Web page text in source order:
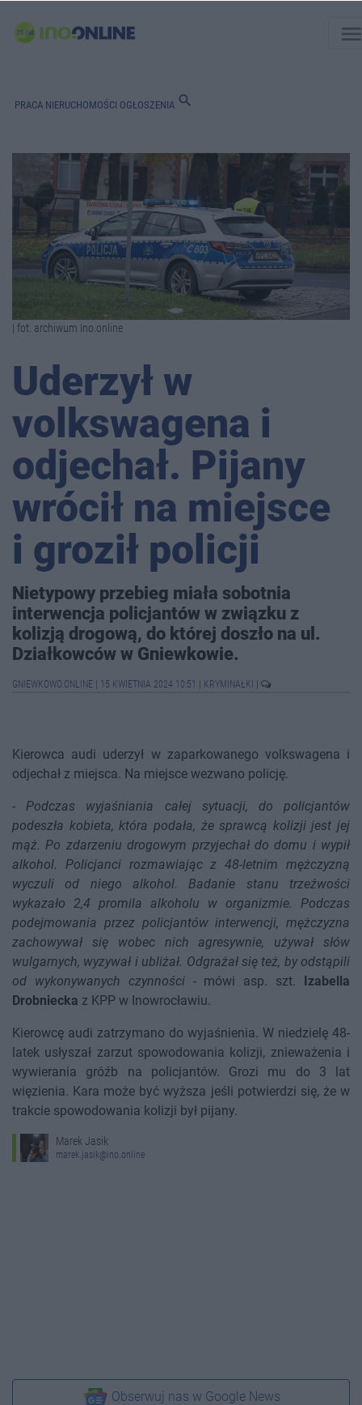
PRACA NIERUCHOMOŚCI OGŁOSZENIA search
| fot. archiwum Ino.online
Uderzył w
volkswagena i
odjechał. Pijany
wrócił na miejsce
i groził policji
Nietypowy przebieg miała sobotnia
interwencja policjantów w związku z
kolizją drogową, do której doszło na ul.
Działkowców w Gniewkowie.
GNIEWKOWO.ONLINE 15 KWIETNIA 2024 10:51 KRYMINAŁKI
Kierowca audi uderzył w zaparkowanego volkswagena i
odjechał z miejsca. Na miejsce wezwano policję.
-Podczas wyjaśniania całej sytuacji, do policjantów
podeszła kobieta, która podała, że sprawcą kolizji jest jej
mąż. Po zdarzeniu drogowym przyjechał do domu i wypił
alkohol. Policjanci rozmawiając z 48-letnim mężczyzną
wyczuli od niego alkohol. Badanie stanu trzeźwości
wykazało 2,4 promila alkoholu w organizmie. Podczas
podejmowania przez policjantów interwencji, mężczyzna
zachowywał się wobec nich agresywnie, używał słów
wulgarnych, wyzywał i ubliżał. Odgrażał się też, by odstąpili
od wykonywanych czynności- mówi asp. szt.
Izabella
Drobniecka z KPP w Inowrocławiu.
Kierowcę audi zatrzymano do wyjaśnienia. W niedzielę 48-
latek usłyszał zarzut spowodowania kolizji, znieważenia i
wywierania gróźb na policjantów. Grozi mu do 3 lat
więzienia. Kara może być wyższa jeśli potwierdzi się, że w
trakcie spowodowania kolizji był pijany.
Marek Jasik
marek.jasik@ino.online
Obserwuj nas w Google News